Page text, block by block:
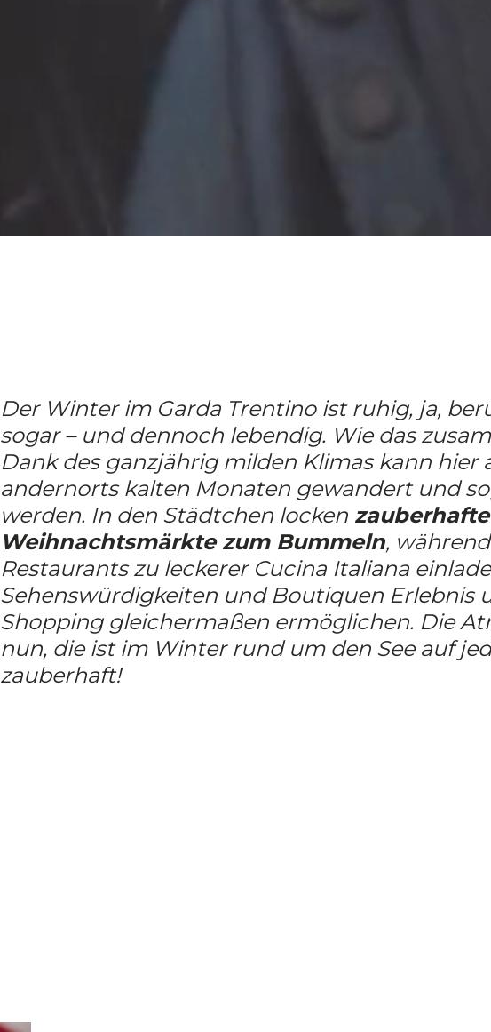
Der Winter im Garda Trentino ist ruhig, ja,
sogar – und dennoch lebendig. Wie das
Dank des ganzjährig milden Klimas kann hier
andernorts kalten Monaten gewandert und
werden. In den Städtchen locken zauberhafte
Weihnachtsmärkte zum Bummeln, während
Restaurants zu leckerer Cucina Italiana
Sehenswürdigkeiten und Boutiquen Erlebnis
Shopping gleichermaßen ermöglichen. Die
nun, die ist im Winter rund um den See auf
zauberhaft!